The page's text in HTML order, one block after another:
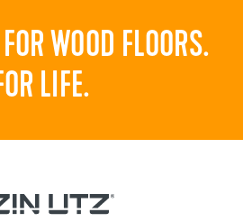
WOOD FLOORS.
LIFE.